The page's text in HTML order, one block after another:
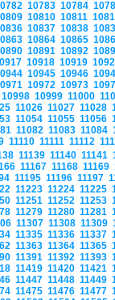
10783 10784
10810 10811
10837 10838
10864 10865
10891 10892
10918 10919
10945 10946
10972 10973
10998 10999 11000
11026 11027 11028
11054 11055 11056
11082 11083 11084
11110 11111 11112
11139 11140 11141
11167 11168 11169
11195 11196 11197
11223 11224 11225
11251 11252 11253
11279 11280 11281
11307 11308 11309
11335 11336 11337
11363 11364 11365
11391 11392 11393
11419 11420 11421
11447 11448 11449
11475 11476 11477